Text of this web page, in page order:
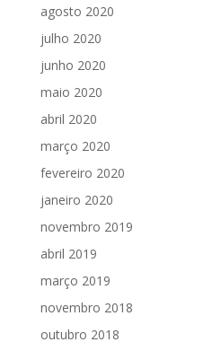
agosto 2020
julho 2020
junho 2020
maio 2020
abril 2020
março 2020
fevereiro 2020
janeiro 2020
novembro 2019
abril 2019
março 2019
novembro 2018
outubro 2018